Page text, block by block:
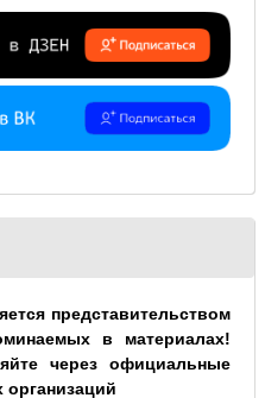
представительством
в материалах!
через официальные
организаций